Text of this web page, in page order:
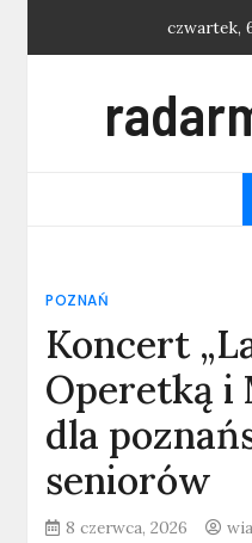
czwartek,
POZNAŃ
Koncert
Operetką i
dla
seniorów
8 czerwca, 2026